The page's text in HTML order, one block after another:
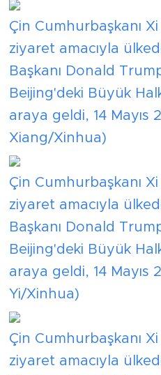
Çin Cumhurbaşkanı
ziyaret amacıyla
Başkanı Donald
Beijing'deki Büyük
araya geldi, 14 Mayıs
Xiang/Xinhua)
Çin Cumhurbaşkanı
ziyaret amacıyla
Başkanı Donald
Beijing'deki Büyük
araya geldi, 14 Mayıs
Yi/Xinhua)
Çin Cumhurbaşkanı
ziyaret amacıyla